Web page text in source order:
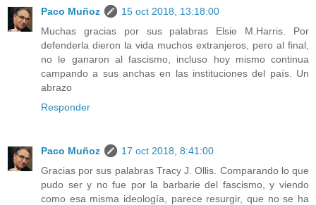
Paco Muñoz
15 oct 2018, 13:18:00
Muchas gracias por sus palabras Elsie M.Harris. Por
defenderla dieron la vida muchos extranjeros, pero al final,
no le ganaron al fascismo, incluso hoy mismo continua
campando a sus anchas en las instituciones del país. Un
abrazo
Responder
Paco Muñoz
17 oct 2018, 8:41:00
Gracias por sus palabras Tracy J. Ollis. Comparando lo que
pudo ser y no fue por la barbarie del fascismo, y viendo
como esa misma ideología, parece resurgir, que no se ha